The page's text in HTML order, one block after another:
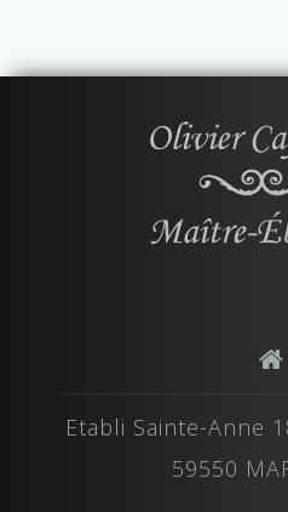
Etabli Sainte-Anne
59550